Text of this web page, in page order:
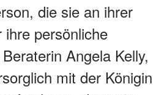
die sie an ihrer
persönliche
Angela Kelly,
mit der Königin